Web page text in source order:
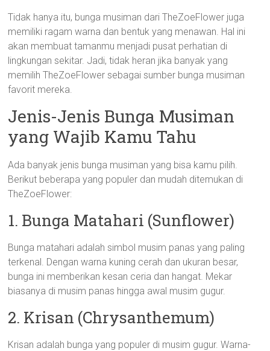
Tidak hanya itu, bunga musiman dari TheZoeFlower juga
memiliki ragam warna dan bentuk yang menawan. Hal ini
akan membuat tamanmu menjadi pusat perhatian di
lingkungan sekitar. Jadi, tidak heran jika banyak yang
memilih TheZoeFlower sebagai sumber bunga musiman
favorit mereka.
Jenis-Jenis Bunga Musiman
yang Wajib Kamu Tahu
Ada banyak jenis bunga musiman yang bisa kamu pilih.
Berikut beberapa yang populer dan mudah ditemukan di
TheZoeFlower:
1. Bunga Matahari (Sunflower)
Bunga matahari adalah simbol musim panas yang paling
terkenal. Dengan warna kuning cerah dan ukuran besar,
bunga ini memberikan kesan ceria dan hangat. Mekar
biasanya di musim panas hingga awal musim gugur.
2. Krisan (Chrysanthemum)
Krisan adalah bunga yang populer di musim gugur. Warna-